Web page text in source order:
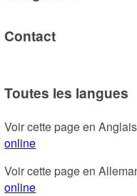
Contact
Toutes les langues
Voir cette page en
online
Voir cette page en
online